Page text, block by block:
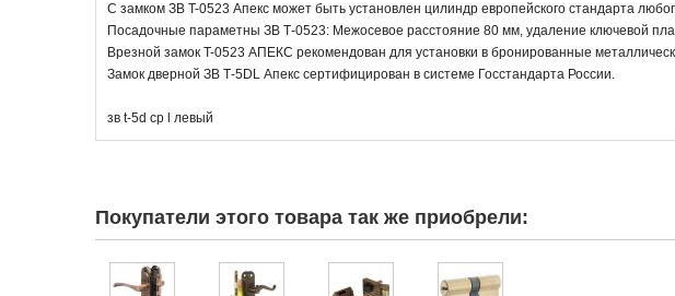
С замком ЗВ T-0523 Апекс может быть установлен цилиндр европейского стандарта
Посадочные параметны ЗВ Т-0523: Межосевое расстояние 80 мм, удаление ключевой
Врезной замок T-0523 АПЕКС рекомендован для установки в бронированные
Замок дверной ЗВ Т-5DL Апекс сертифицирован в системе Госстандарта России.
зв t-5d сp l левый
Покупатели этого товара так же приобрели: